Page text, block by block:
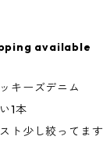
available
キーズデニム
1本
ト少し絞ってます